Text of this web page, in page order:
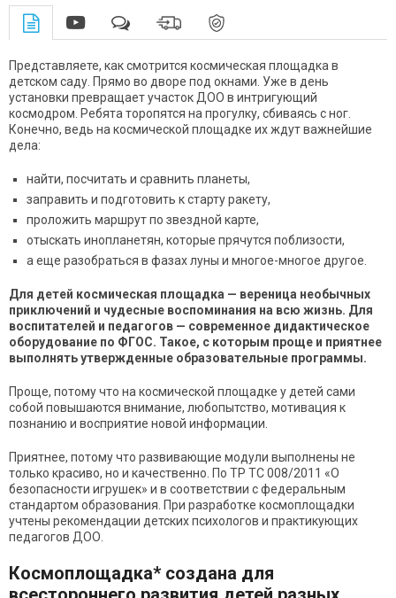
Представляете, как смотрится космическая площадка в
детском саду. Прямо во дворе под окнами. Уже в день
установки превращает участок ДОО в интригующий
космодром. Ребята торопятся на прогулку, сбиваясь с ног.
Конечно, ведь на космической площадке их ждут важнейшие
дела:
найти, посчитать и сравнить планеты,
заправить и подготовить к старту ракету,
проложить маршрут по звездной карте,
отыскать инопланетян, которые прячутся поблизости,
а еще разобраться в фазах луны и многое-многое другое.
Для детей космическая площадка — вереница необычных
приключений и чудесные воспоминания на всю жизнь. Для
воспитателей и педагогов — современное дидактическое
оборудование по ФГОС. Такое, с которым проще и приятнее
выполнять утвержденные образовательные программы.
Проще, потому что на космической площадке у детей сами
собой повышаются внимание, любопытство, мотивация к
познанию и восприятие новой информации.
Приятнее, потому что развивающие модули выполнены не
только красиво, но и качественно. По ТР ТС 008/2011 «О
безопасности игрушек» и в соответствии с федеральным
стандартом образования. При разработке космоплощадки
учтены рекомендации детских психологов и практикующих
педагогов ДОО.
Космоплощадка* создана для